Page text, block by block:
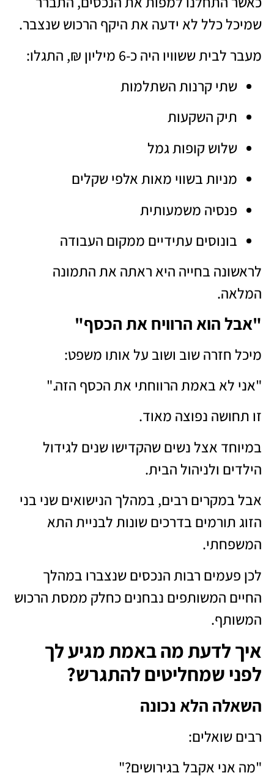
שמיכל כלל לא ידעה את היקף הרכוש שנצבר.
מעבר לבית ששוויו היה כ-6 מיליון ₪, התגלו:
שתי קרנות השתלמות
תיק השקעות
שלוש קופות גמל
מניות בשווי מאות אלפי שקלים
פנסיה משמעותית
בונוסים עתידיים ממקום העבודה
לראשונה בחייה היא ראתה את התמונה
המלאה.
"אבל הוא הרוויח את הכסף"
מיכל חזרה שוב ושוב על אותו משפט:
"אני לא באמת הרווחתי את הכסף הזה."
זו תחושה נפוצה מאוד.
במיוחד אצל נשים שהקדישו שנים לגידול
הילדים ולניהול הבית.
אבל במקרים רבים, במהלך הנישואים שני בני
הזוג תורמים בדרכים שונות לבניית התא
המשפחתי.
לכן פעמים רבות הנכסים שנצברו במהלך
החיים המשותפים נבחנים כחלק ממסת הרכוש
המשותף.
איך לדעת מה באמת מגיע לך
לפני שמחליטים להתגרש?
השאלה הלא נכונה
רבים שואלים:
"מה אני אקבל בגירושים?"